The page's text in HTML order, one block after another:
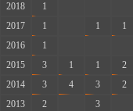
2018
1
2017
1 1 1
2016
1
2015
3 1 1 2
2014
3 4 3 2
2013
2 3